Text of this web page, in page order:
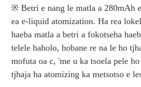
※ Betri e nang le matla a 280mAh
ea e-liquid atomization. Ha rea
haeba matla a betri a fokotseha
telele haholo, hobane re na le ho
mofuta oa c, 'me u ka tsoela pele
tjhaja ha atomizing ka metsotso e